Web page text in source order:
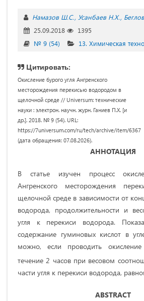
Намазов Ш.С. Усанбаев Н.Х.
25.09.2018
1395
№ 9 (54)
13. Химическая
Цитировать:
Окисление бурого угля Ангренского
месторождения перекисью водородом в
щелочной среде // Universum: технические
науки : электрон. научн. журн. Ганиев П.Х. [и
др.]. 2018. № 9 (54). URL:
https://7universum.com/ru/tech/archive/item/6367
(дата обращения: 07.08.2026).
АННОТАЦИЯ
В статье изучен процесс
Ангренского месторождения
щелочной среде в зависимости от
водорода, продолжительности и
угля к перекиси водорода.
содержание гуминовых кислот в
можно, если проводить
течение 2 часов при весовом
части угля к перекиси водорода,
ABSTRACT